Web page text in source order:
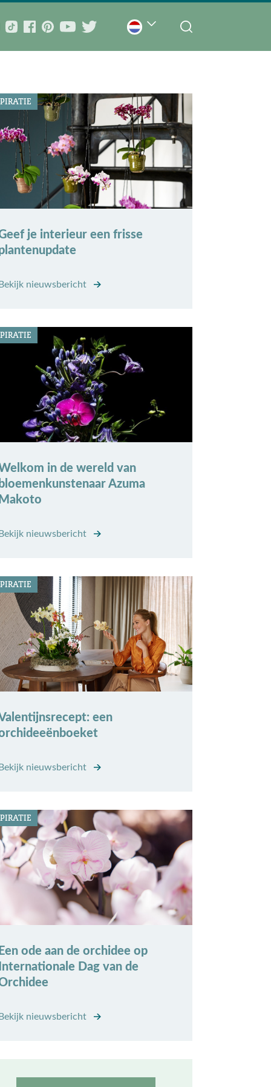
je interieur een frisse
Bekijk nieuwsbericht
in de wereld van
bloemenkunstenaar Azuma
Makoto
Bekijk nieuwsbericht
een
Bekijk nieuwsbericht
Een ode aan de orchidee op
Internationale Dag van de
Bekijk nieuwsbericht